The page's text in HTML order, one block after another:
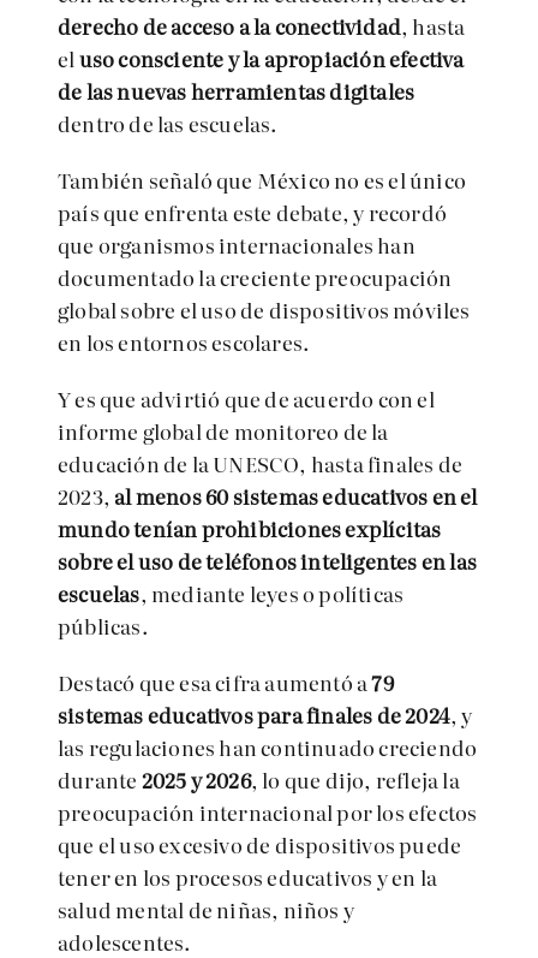
derecho de acceso a la conectividad, hasta
eluso consciente y la apropiación efectiva
de las nuevas herramientas digitales
dentro de las escuelas.
También señaló que México no es el único
país que enfrenta este debate, y recordó
que organismos internacionales han
documentado la creciente preocupación
global sobre el uso de dispositivos móviles
en los entornos escolares.
Y es que advirtió que de acuerdo con el
informe global de monitoreo de la
educación de la UNESCO, hasta finales de
2023, al menos 60 sistemas educativos en el
mundo tenían prohibiciones explícitas
sobre el uso de teléfonos inteligentes en las
escuelas, mediante leyes o políticas
públicas.
Destacó que esa cifra aumentó a79
sistemas educativos para finales de 2024, y
las regulaciones han continuado creciendo
durante 2025 y 2026, lo que dijo, refleja la
preocupación internacional por los efectos
que el uso excesivo de dispositivos puede
tener en los procesos educativos y en la
salud mental de niñas, niños y
adolescentes.